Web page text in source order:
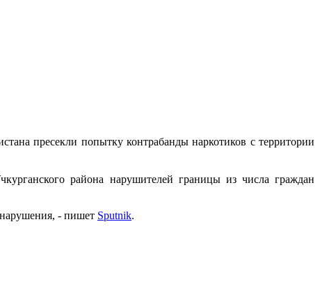
пресекли попытку контрабанды наркотиков с территории
района нарушителей границы из числа граждан
- пишет Sputnik.